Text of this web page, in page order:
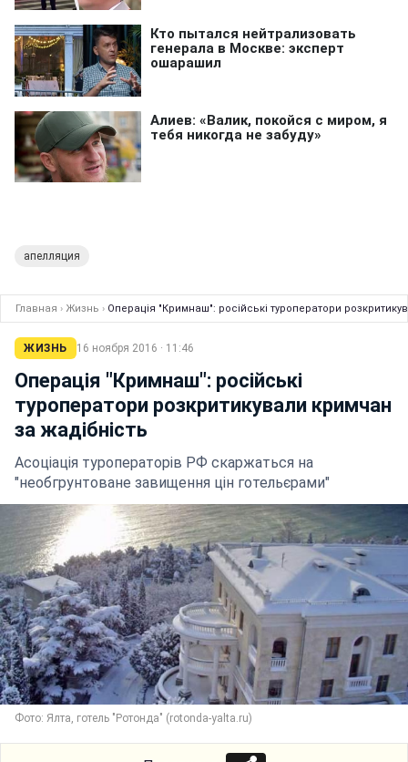
апелляция
Главная › Жизнь › Операція "Кримнаш": російські туроператори
ЖИЗНЬ 16 ноября 2016 · 11:46
Операція "Кримнаш": російські
туроператори розкритикували кримчан
за жадібність
Асоціація туроператорів РФ скаржаться на
"необгрунтоване завищення цін готельєрами"
Фото: Ялта, готель "Ротонда" (rotonda-yalta.ru)